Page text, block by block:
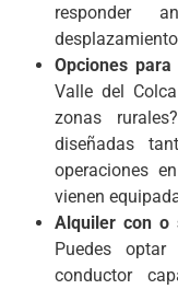
responder
Opciones
Valle del
zonas
diseñadas
operaciones
vienen
Alquiler con o
Puedes
conductor